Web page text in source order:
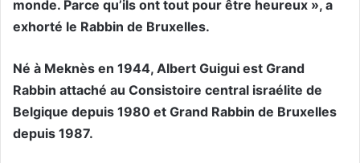
monde. Parce qu’ils ont tout pour être heureux », a
exhorté le Rabbin de Bruxelles.
Né à Meknès en 1944, Albert Guigui est Grand
Rabbin attaché au Consistoire central israélite de
Belgique depuis 1980 et Grand Rabbin de Bruxelles
depuis 1987.